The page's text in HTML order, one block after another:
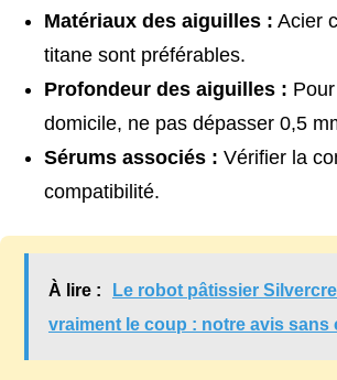
Matériaux des aiguilles : Acier
titane sont préférables.
Profondeur des aiguilles :
domicile, ne pas dépasser 0,5
Sérums associés : Vérifier la
compatibilité.
À lire :
Le robot pâtissier
vraiment le coup : notre avis sans